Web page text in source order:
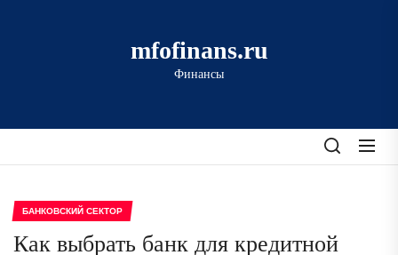
mfofinans.ru
Финансы
БАНКОВСКИЙ СЕКТОР
Как выбрать банк для кредитной